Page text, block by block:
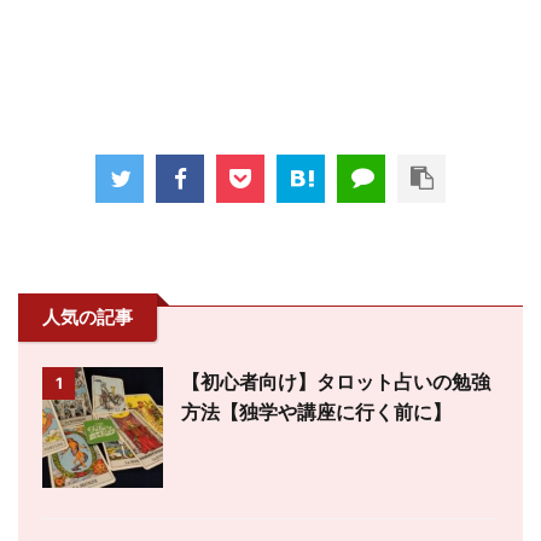
人気の記事
1
【初心者向け】タロット占いの勉強
方法【独学や講座に行く前に】